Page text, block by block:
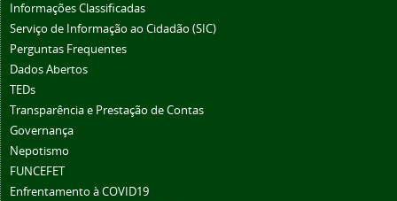
Informações Classificadas
Serviço de Informação ao Cidadão (SIC)
Perguntas Frequentes
Dados Abertos
TEDs
Transparência e Prestação de Contas
Governança
Nepotismo
FUNCEFET
Enfrentamento à COVID19